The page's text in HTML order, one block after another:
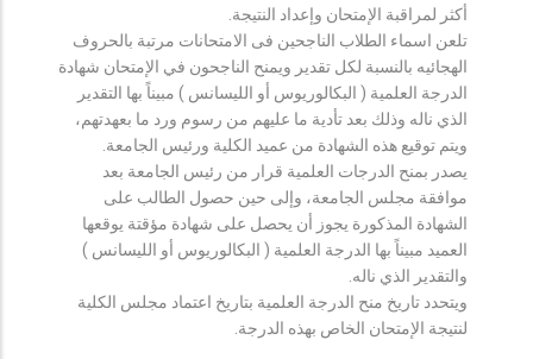
أكثر لمراقبة الإمتحان وإعداد النتيجة.
تلعن اسماء الطلاب الناجحين فى الامتحانات مرتبة بالحروف
الهجائيه بالنسبة لكل تقدير ويمنح الناجحون في الإمتحان شهادة
الدرجة العلمية ( البكالوريوس أو الليسانس ) مبيناً بها التقدير
الذي ناله وذلك بعد تأدية ما عليهم من رسوم ورد ما بعهدتهم،
ويتم توقيع هذه الشهادة من عميد الكلية ورئيس الجامعة.
يصدر بمنح الدرجات العلمية قرار من رئيس الجامعة بعد
موافقة مجلس الجامعة، وإلى حين حصول الطالب على
الشهادة المذكورة يجوز أن يحصل على شهادة مؤقتة يوقعها
العميد مبيناً بها الدرجة العلمية ( البكالوريوس أو الليسانس )
والتقدير الذي ناله.
ويتحدد تاريخ منح الدرجة العلمية بتاريخ اعتماد مجلس الكلية
لنتيجة الإمتحان الخاص بهذه الدرجة.